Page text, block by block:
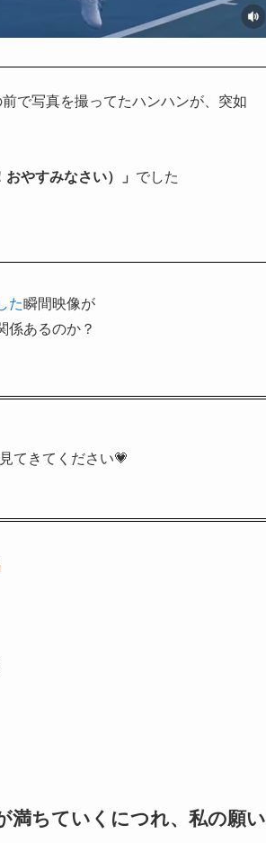
で写真を撮ってたハンハンが、突如
やすみなさい）」 でした
た瞬間映像が
あるのか？
てきてください💗
満ちていくにつれ、私の願い